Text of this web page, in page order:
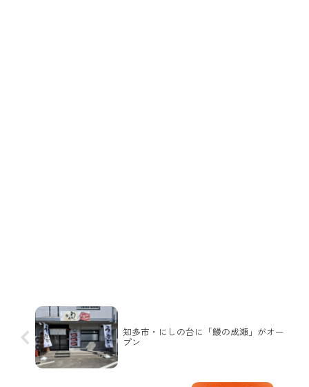
知多市・にしの台に「鰻の成瀬」がオー
プン